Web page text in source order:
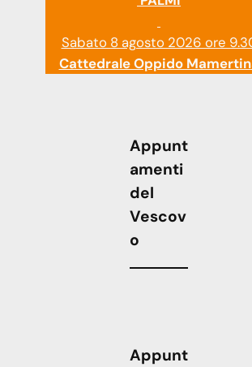
Sabato 8 agosto 2026 ore
Cattedrale Oppido
Appunt
amenti
del
Vescov
o
Appunt